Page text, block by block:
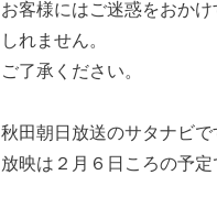
お客様にはご迷惑をおかけ
しれません。
ご了承ください。
秋田朝日放送のサタナビで
放映は２月６日ころの予定